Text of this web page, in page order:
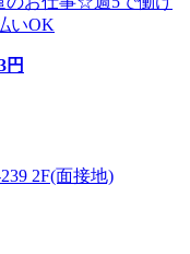
いOK
円
2F(面接地)